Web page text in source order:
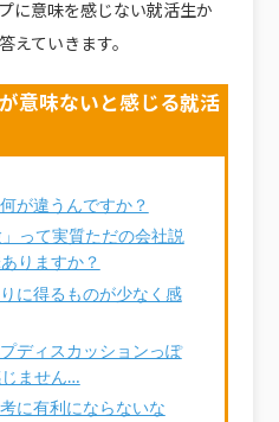
に意味を感じない就活生か
えていきます。
意味ないと感じる就活
が違うんですか？
って実質ただの会社説
りますか？
に得るものが少なく感
ディスカッションっぽ
ません…
に有利にならないな